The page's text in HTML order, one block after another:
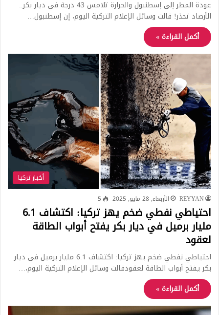
عودة المطر إلى إسطنبول والحرارة تلامس 43 درجة في ديار بكر..
الأرصاد تحذر! قالت وسائل الإعلام التركية اليوم، إن إسطنبول…
أكمل القراءة »
أخبار تركيا
REYYAN الأربعاء, 28 مايو, 2025 5
احتياطي نفطي ضخم يهز تركيا: اكتشاف 6.1
مليار برميل في ديار بكر يفتح أبواب الطاقة
لعقود
احتياطي نفطي ضخم يهز تركيا: اكتشاف 6.1 مليار برميل في ديار
بكر يفتح أبواب الطاقة لعقودقالت وسائل الإعلام التركية اليوم،…
أكمل القراءة »